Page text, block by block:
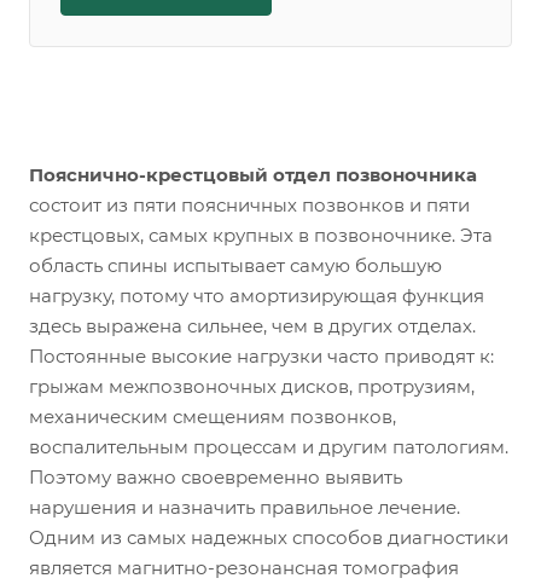
Пояснично-крестцовый отдел позвоночника
состоит из пяти поясничных позвонков и пяти
крестцовых, самых крупных в позвоночнике. Эта
область спины испытывает самую большую
нагрузку, потому что амортизирующая функция
здесь выражена сильнее, чем в других отделах.
Постоянные высокие нагрузки часто приводят к:
грыжам межпозвоночных дисков, протрузиям,
механическим смещениям позвонков,
воспалительным процессам и другим патологиям.
Поэтому важно своевременно выявить
нарушения и назначить правильное лечение.
Одним из самых надежных способов диагностики
является магнитно-резонансная томография